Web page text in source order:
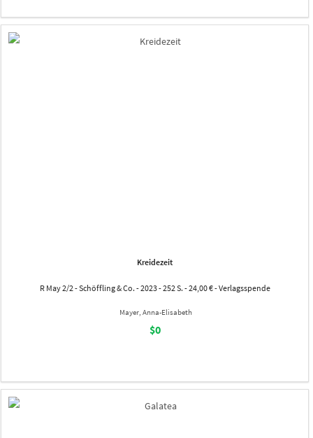
Kreidezeit
R May 2/2 - Schöffling & Co. - 2023 - 252 S. - 24,00 € - Verlagsspende
Mayer, Anna-Elisabeth
$0